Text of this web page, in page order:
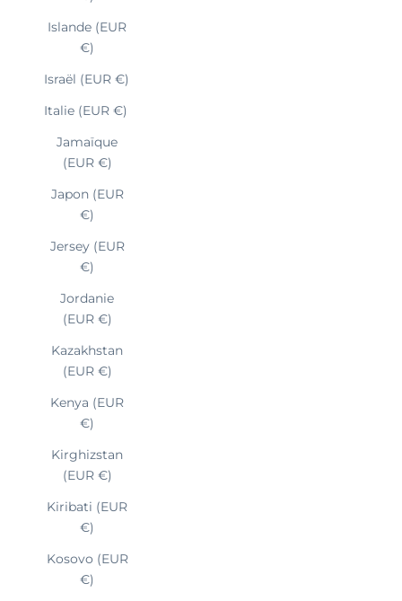
Islande (EUR
€)
Israël (EUR €)
Italie (EUR €)
Jamaïque
(EUR €)
Japon (EUR
€)
Jersey (EUR
€)
Jordanie
(EUR €)
Kazakhstan
(EUR €)
Kenya (EUR
€)
Kirghizstan
(EUR €)
Kiribati (EUR
€)
Kosovo (EUR
€)